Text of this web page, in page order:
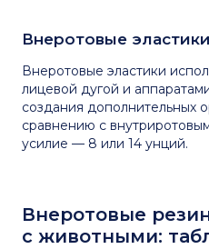
Внеротовые эластики
Внеротовые эластики
лицевой дугой и
создания дополнительных
сравнению с
усилие — 8 или 14 унций.
Внеротовые
с животными: